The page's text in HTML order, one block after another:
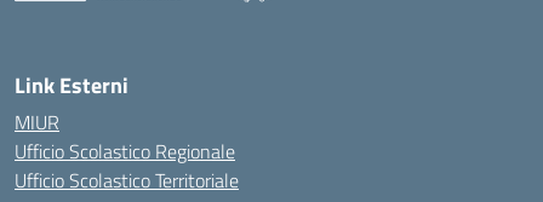
Link Esterni
MIUR
Ufficio Scolastico Regionale
Ufficio Scolastico Territoriale